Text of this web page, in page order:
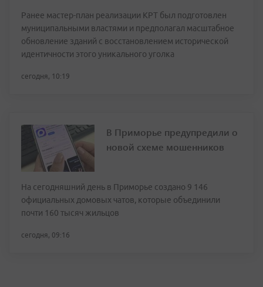
Ранее мастер-план реализации КРТ был подготовлен
муниципальными властями и предполагал масштабное
обновление зданий с восстановлением исторической
идентичности этого уникального уголка
сегодня, 10:19
В Приморье предупредили о
новой схеме мошенников
На сегодняшний день в Приморье создано 9 146
официальных домовых чатов, которые объединили
почти 160 тысяч жильцов
сегодня, 09:16